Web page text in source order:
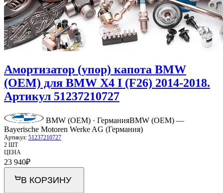
Амортизатор (упор) капота BMW
(OEM) для BMW X4 I (F26) 2014-2018.
Артикул 51237210727
BMW (OEM) · ГерманияBMW (OEM) —
Bayerische Motoren Werke AG (Германия)
Артикул: 51237210727
2 ШТ
ЦЕНА
23 940₽
В КОРЗИНУ